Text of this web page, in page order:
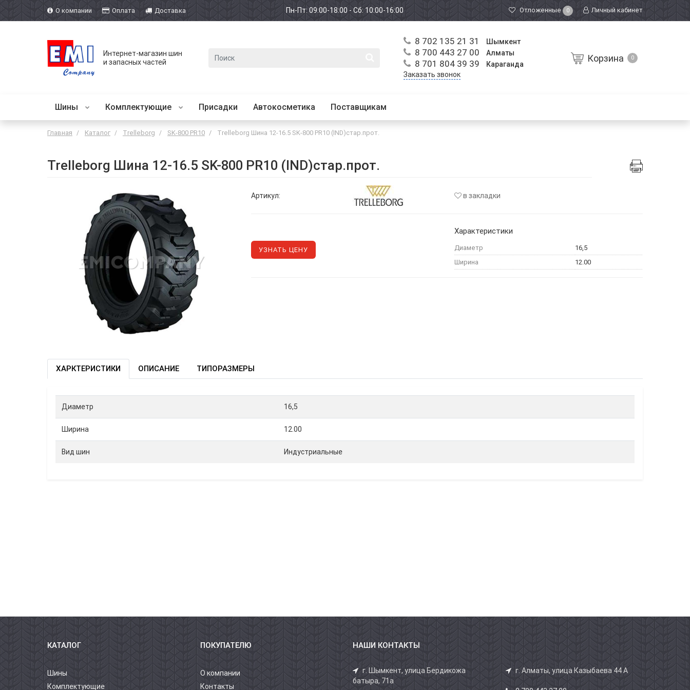
О компании Оплата Доставка Пн-Пт: 09:00-18:00 - Сб: 10:00-16:00 Отложенные 0 Личный кабинет
Интернет-магазин шин
и запасных частей
8 702 135 21 31 Шымкент
8 700 443 27 00 Алматы
8 701 804 39 39
Караганда
Заказать звонок
Корзина 0
Шины Комплектующие Присадки Автокосметика Поставщикам
Главная Каталог Trelleborg SK-800 PR10 Trelleborg Шина 12-16.5 SK-800 PR10 (IND)стар.прот.
Trelleborg Шина 12-16.5 SK-800 PR10 (IND)стар.прот.
Артикул: в закладки
УЗНАТЬ ЦЕНУ
Характеристики
Диаметр
16,5
Ширина
12.00
ХАРКТЕРИСТИКИ ОПИСАНИЕ ТИПОРАЗМЕРЫ
Диаметр 16,5
Ширина 12.00
Вид шин Индустриальные
КАТАЛОГ
Шины
Комплектующие
ПОКУПАТЕЛЮ
О компании
Контакты
НАШИ КОНТАКТЫ
г. Шымкент, улица Бердикожа
батыра, 71а
г. Алматы, улица Казыбаева 44 А